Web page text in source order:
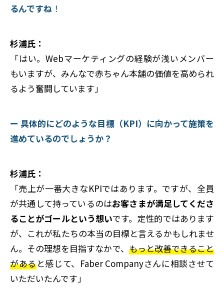
るんですね ！
杉浦氏：
「はい。Webマーケティングの経験が浅いメンバー
もいますが、みんなで赤ちゃん本舗の価値を高められ
るよう奮闘しています」
ー 具体的にどのような目標（KPI）に向かって施策を
進めているのでしょうか？
杉浦氏：
「売上が一番大きなKPIではあります。ですが、全員
が共通して持っているのはお客さまが満足してくださ
ることがゴールという想いです。定性的ではあります
が、これが私たちの本当の目標と言えるかもしれませ
ん。その理想を目指すなかで、 もっと改善できること
があると感じて、 Faber Companyさんに相談させて
いただいたんです」